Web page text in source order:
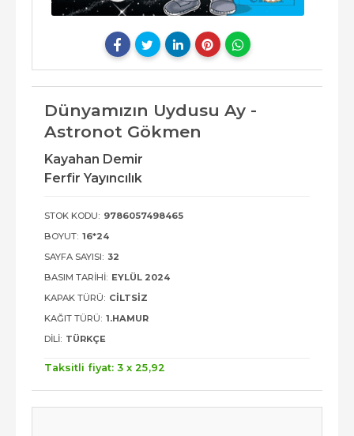
Dünyamızın Uydusu Ay -
Astronot Gökmen
Kayahan Demir
Ferfir Yayıncılık
STOK KODU: 9786057498465
BOYUT: 16*24
SAYFA SAYISI: 32
BASIM TARIHI: EYLÜL 2024
KAPAK TÜRÜ: CILTSIZ
KAĞIT TÜRÜ: 1.HAMUR
DILI: TÜRKÇE
Taksitli fiyat: 3 x 25,92